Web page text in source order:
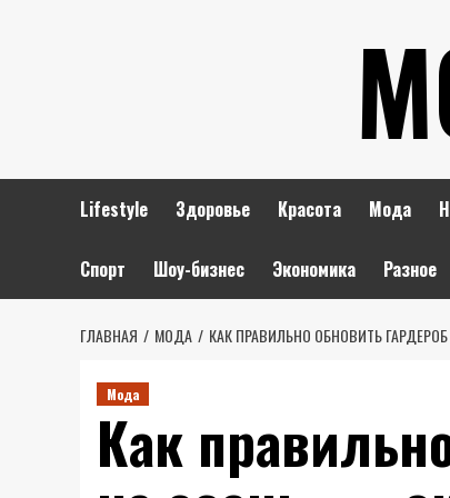
Lifestyle Здоровье Красота Мода
Спорт Шоу-бизнес Экономика Разное
ГЛАВНАЯ МОДА КАК ПРАВИЛЬНО ОБНОВИТЬ
Мода
Как